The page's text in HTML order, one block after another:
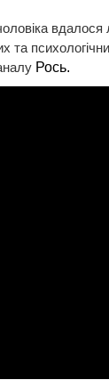
та
Рось.